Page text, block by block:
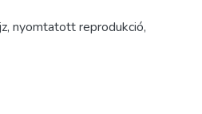
nyomtatott reprodukció,